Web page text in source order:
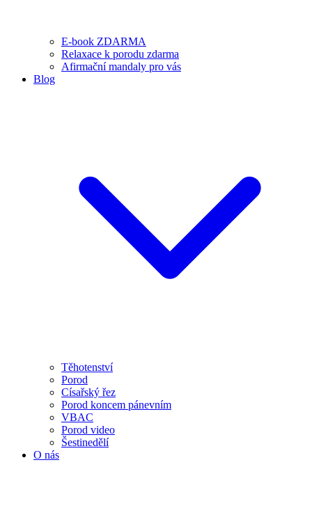
E-book ZDARMA
Relaxace k porodu zdarma
Afirmační mandaly pro vás
Blog
Těhotenství
Porod
Císařský řez
Porod koncem pánevním
VBAC
Porod video
Šestinedělí
O nás